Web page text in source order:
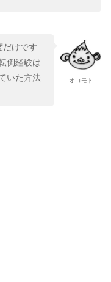
オコモト
だけです
倒経験は
いた方法